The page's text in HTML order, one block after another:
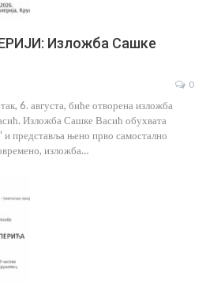
Изложба Сашке
0
6. августа, биће отворена изложба
Изложба Сашке Васић обухвата
и представља њено прво самостално
изложба…